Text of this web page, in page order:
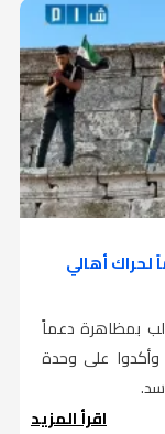
أهالي
بمظاهرة دعماً
وأكدوا على وحدة
اقرأ المزيد